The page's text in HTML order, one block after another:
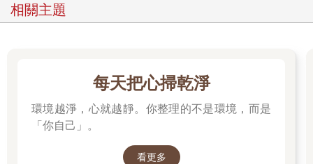
的體格。如果你是女性，你的疾病症狀比較不會受到重視；如果
你是個女性而想在實驗室裡工作，你會被認為能力較差，理應得
在全美各地的有色人種社區裡，偏見變成了恐怖事件。一項研究
分析了六百多起由警察開槍造成的死亡事件，發現對警察幾乎不
構成威脅的黑人被槍殺的可能性是白人的三倍。二○一四年七月十
七日，四十三歲、曾在史泰登島擔任園藝師的艾瑞克‧加納（Eric
紐約市警局禁止使用的鎖喉方式將他壓制。加納在一小時之後死
相關主題
每天把心掃乾淨
環境越淨，心就越靜。你整理的不是環境，而是
「你自己」。
看更多